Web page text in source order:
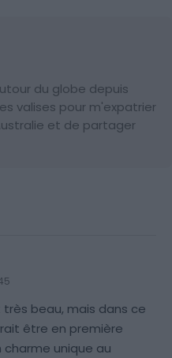
du globe depuis
valises pour m'expatrier
et de partager
beau, mais dans ce
être en première
unique au